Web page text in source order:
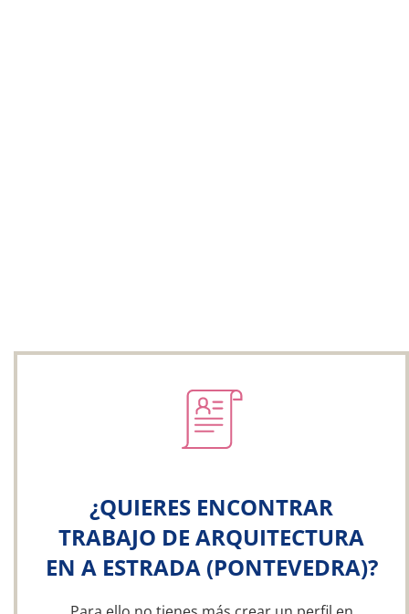
¿QUIERES ENCONTRAR
TRABAJO DE ARQUITECTURA
EN A ESTRADA (PONTEVEDRA)?